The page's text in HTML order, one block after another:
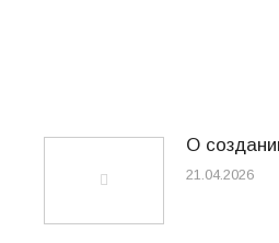
О
21.04.2026